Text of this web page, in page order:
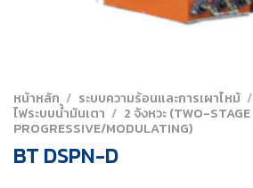
หน้าหลัก / ระบบความร้อนและการเผาไหม้ /
ไฟระบบน้ำมันเตา / 2 จังหวะ (TWO-STAGE
PROGRESSIVE/MODULATING)
BT DSPN-D